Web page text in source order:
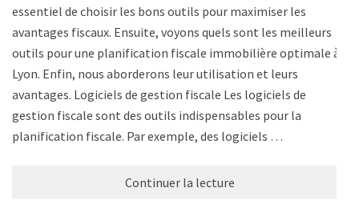
essentiel de choisir les bons outils pour maximiser les
avantages fiscaux. Ensuite, voyons quels sont les meilleurs
outils pour une planification fiscale immobilière optimale à
Lyon. Enfin, nous aborderons leur utilisation et leurs
avantages. Logiciels de gestion fiscale Les logiciels de
gestion fiscale sont des outils indispensables pour la
planification fiscale. Par exemple, des logiciels …
Continuer la lecture